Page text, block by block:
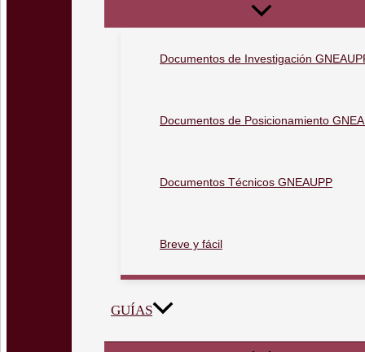
Documentos de Investigación
Documentos de Posicionamiento
Documentos Técnicos GNEAUPP
Breve y fácil
GUÍAS